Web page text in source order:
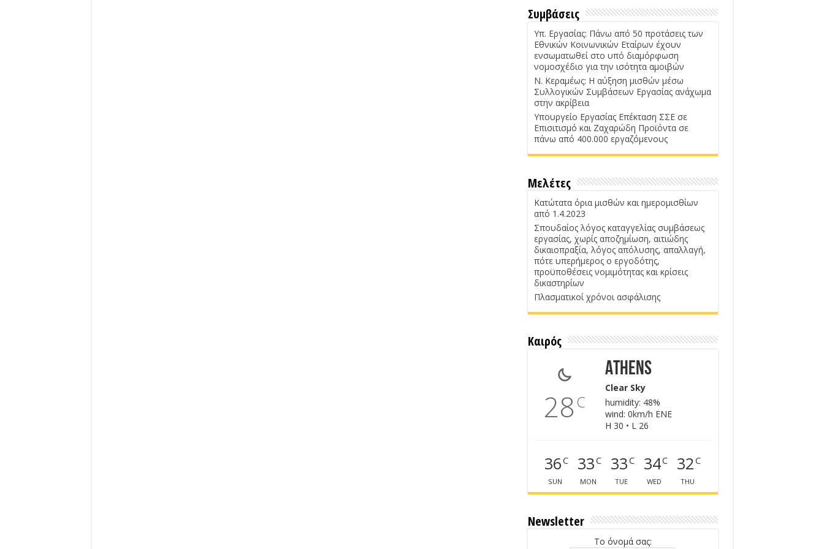
Συμβάσεις
Υπ. Εργασίας: Πάνω από 50 προτάσεις των
Εθνικών Κοινωνικών Εταίρων έχουν
ενσωματωθεί στο υπό διαμόρφωση
νομοσχέδιο για την ισότητα αμοιβών
Ν. Κεραμέως: Η αύξηση μισθών μέσω
Συλλογικών Συμβάσεων Εργασίας ανάχωμα
στην ακρίβεια
Υπουργείο Εργασίας Επέκταση ΣΣΕ σε
Επισιτισμό και Ζαχαρώδη Προϊόντα σε
πάνω από 400.000 εργαζόμενους
Μελέτες
Κατώτατα όρια μισθών και ημερομισθίων
από 1.4.2023
Σπουδαίος λόγος καταγγελίας συμβάσεως
εργασίας, χωρίς αποζημίωση, αιτιώδης
δικαιοπραξία, λόγος απόλυσης, απαλλαγή,
πότε υπερήμερος ο εργοδότης,
προϋποθέσεις νομιμότητας και κρίσεις
δικαστηρίων
Πλασματικοί χρόνοι ασφάλισης
Καιρός
28C
Athens
Clear Sky
humidity: 48%
wind: 0km/h ENE
H 30 • L 26
36C
SUN
33C
MON
33C
TUE
34C
WED
32C
THU
Newsletter
Το όνομά σας: